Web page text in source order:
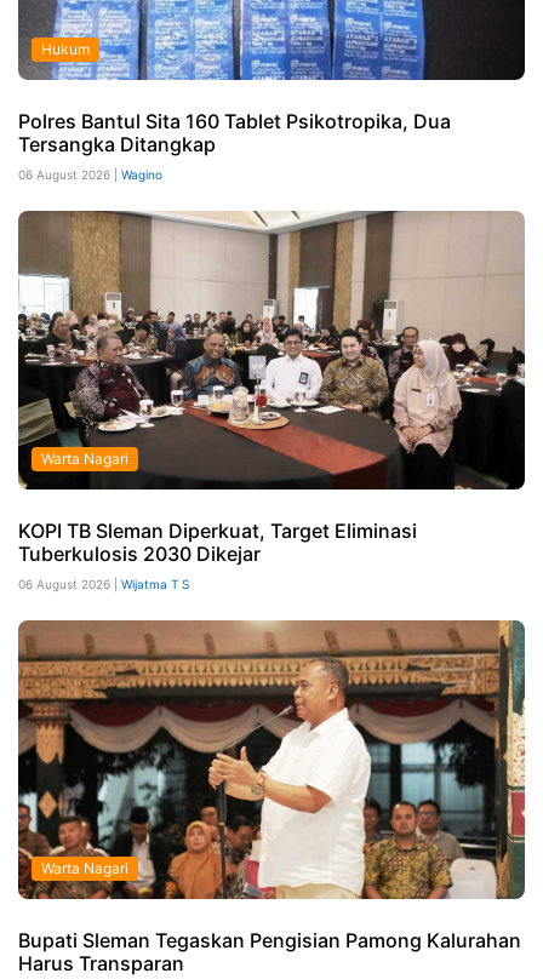
Hukum
Polres Bantul Sita 160 Tablet Psikotropika, Dua
Tersangka Ditangkap
06 August 2026 | Wagino
Warta Nagari
KOPI TB Sleman Diperkuat, Target Eliminasi
Tuberkulosis 2030 Dikejar
06 August 2026 | Wijatma T S
Warta Nagari
Bupati Sleman Tegaskan Pengisian Pamong Kalurahan
Harus Transparan